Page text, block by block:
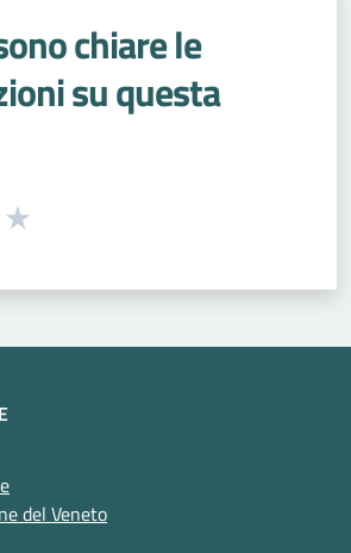
chiare le
su questa
valutazione da 1 a 5 stelle
del Veneto